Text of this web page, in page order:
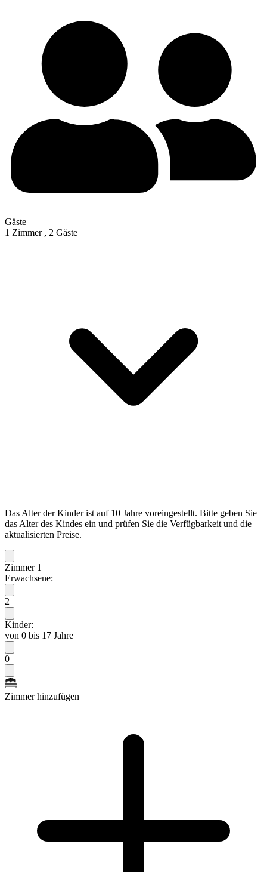
Gäste
1 Zimmer , 2 Gäste
Das Alter der Kinder ist auf 10 Jahre voreingestellt. Bitte geben Sie
das Alter des Kindes ein und prüfen Sie die Verfügbarkeit und die
aktualisierten Preise.
Zimmer 1
Erwachsene:
2
Kinder:
von 0 bis 17 Jahre
0
Zimmer hinzufügen